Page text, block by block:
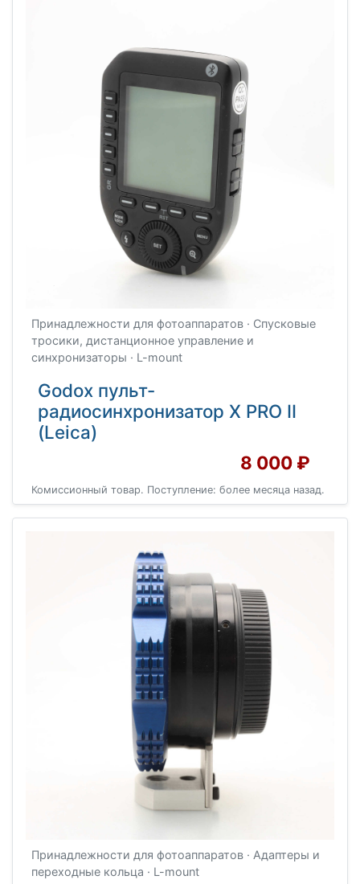
Принадлежности для фотоаппаратов · Спусковые
тросики, дистанционное управление и
синхронизаторы · L-mount
Godox пульт-
радиосинхронизатор X PRO II
(Leica)
8 000 ₽
Комиссионный товар. Поступление: более месяца назад.
Принадлежности для фотоаппаратов · Адаптеры и
переходные кольца · L-mount